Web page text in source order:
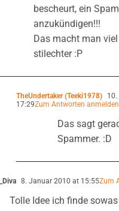
bescheurt, ein
anzukündigen!!!
Das macht man
stilechter :P
TheUndertaker (Teeki1978)
17:29Zum Antworten anmelden
Das sagt
Spammer. :D
8. Januar 2010 at 15:55Zum
Tolle Idee ich finde